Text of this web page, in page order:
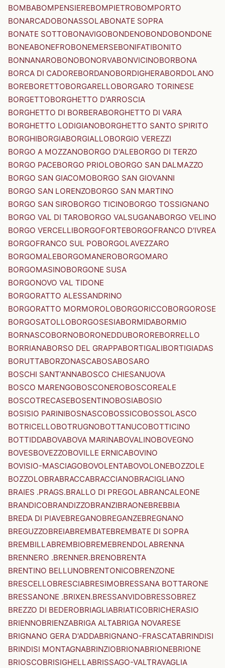
BOMBABOMPENSIEREBOMPIETROBOMPORTO
BONARCADOBONASSOLABONATE SOPRA
BONATE SOTTOBONAVIGOBONDENOBONDOBONDONE
BONEABONEFROBONEMERSEBONIFATIBONITO
BONNANAROBONOBONORVABONVICINOBORBONA
BORCA DI CADOREBORDANOBORDIGHERABORDOLANO
BOREBORETTOBORGARELLOBORGARO TORINESE
BORGETTOBORGHETTO D'ARROSCIA
BORGHETTO DI BORBERABORGHETTO DI VARA
BORGHETTO LODIGIANOBORGHETTO SANTO SPIRITO
BORGHIBORGIABORGIALLOBORGIO VEREZZI
BORGO A MOZZANOBORGO D'ALEBORGO DI TERZO
BORGO PACEBORGO PRIOLOBORGO SAN DALMAZZO
BORGO SAN GIACOMOBORGO SAN GIOVANNI
BORGO SAN LORENZOBORGO SAN MARTINO
BORGO SAN SIROBORGO TICINOBORGO TOSSIGNANO
BORGO VAL DI TAROBORGO VALSUGANABORGO VELINO
BORGO VERCELLIBORGOFORTEBORGOFRANCO D'IVREA
BORGOFRANCO SUL POBORGOLAVEZZARO
BORGOMALEBORGOMANEROBORGOMARO
BORGOMASINOBORGONE SUSA
BORGONOVO VAL TIDONE
BORGORATTO ALESSANDRINO
BORGORATTO MORMOROLOBORGORICCOBORGOROSE
BORGOSATOLLOBORGOSESIABORMIDABORMIO
BORNASCOBORNOBORONEDDUBOROREBORRELLO
BORRIANABORSO DEL GRAPPABORTIGALIBORTIGIADAS
BORUTTABORZONASCABOSABOSARO
BOSCHI SANT'ANNABOSCO CHIESANUOVA
BOSCO MARENGOBOSCONEROBOSCOREALE
BOSCOTRECASEBOSENTINOBOSIABOSIO
BOSISIO PARINIBOSNASCOBOSSICOBOSSOLASCO
BOTRICELLOBOTRUGNOBOTTANUCOBOTTICINO
BOTTIDDABOVABOVA MARINABOVALINOBOVEGNO
BOVESBOVEZZOBOVILLE ERNICABOVINO
BOVISIO-MASCIAGOBOVOLENTABOVOLONEBOZZOLE
BOZZOLOBRABRACCABRACCIANOBRACIGLIANO
BRAIES .PRAGS.BRALLO DI PREGOLABRANCALEONE
BRANDICOBRANDIZZOBRANZIBRAONEBREBBIA
BREDA DI PIAVEBREGANOBREGANZEBREGNANO
BREGUZZOBREIABREMBATEBREMBATE DI SOPRA
BREMBILLABREMBIOBREMEBRENDOLABRENNA
BRENNERO .BRENNER.BRENOBRENTA
BRENTINO BELLUNOBRENTONICOBRENZONE
BRESCELLOBRESCIABRESIMOBRESSANA BOTTARONE
BRESSANONE .BRIXEN.BRESSANVIDOBRESSOBREZ
BREZZO DI BEDEROBRIAGLIABRIATICOBRICHERASIO
BRIENNOBRIENZABRIGA ALTABRIGA NOVARESE
BRIGNANO GERA D'ADDABRIGNANO-FRASCATABRINDISI
BRINDISI MONTAGNABRINZIOBRIONABRIONEBRIONE
BRIOSCOBRISIGHELLABRISSAGO-VALTRAVAGLIA